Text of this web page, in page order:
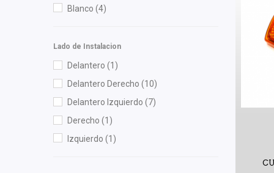
Blanco (4)
Lado de Instalacion
Delantero (1)
Delantero Derecho (10)
Delantero Izquierdo (7)
Derecho (1)
Izquierdo (1)